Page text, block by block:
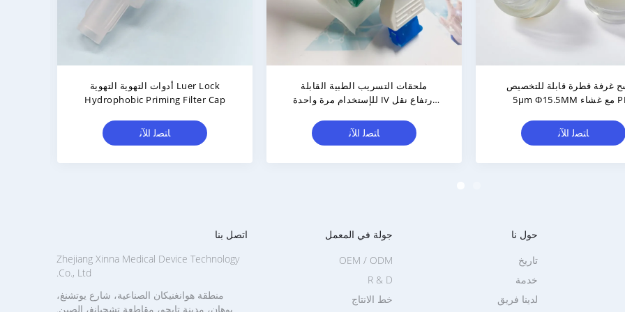
مجموعة نقل السوائل العالمية مع فلتر
التهوية والقبعة
ﺎﺘﺼﻟ ﺍﻶﻧ
أدوات نقل التهوية لتوزيع أدوات
الإدارة IV
ﺎﺘﺼﻟ ﺍﻶﻧ
مدخل الهواء الهيدروفوبي مع
بي تي لإدخال الهواء والتصفية
ﺎﺘﺼﻟ ﺍﻶﻧ
حول نا
تاريخ
خدمة
لدينا فريق
جولة في المعمل
خط الانتاج
OEM / ODM
R & D
اتصل بنا
Zhejiang Xinna Medical Device Technology
Co., Ltd.
منطقة هوانغنيكان الصناعية، شارع يوتشنغ،
يوهان، مدينة تايجو، مقاطعة تشجيانغ، الصين.